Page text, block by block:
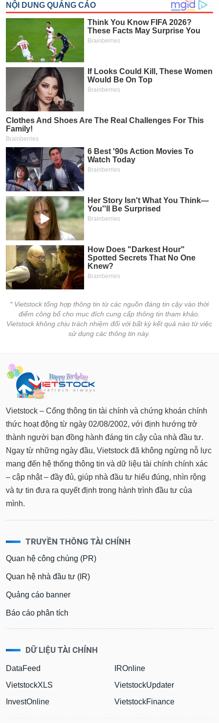
* Vietstock tổng hợp thông tin từ các nguồn đáng tin cậy vào thời
điểm công bố cho mục đích cung cấp thông tin tham khảo.
Vietstock không chịu trách nhiệm đối với bất kỳ kết quả nào từ việc
sử dụng các thông tin này.
Vietstock – Cổng thông tin tài chính và chứng khoán chính
thức hoạt động từ ngày 02/08/2002, với định hướng trở
thành người bạn đồng hành đáng tin cậy của nhà đầu tư.
Ngay từ những ngày đầu, Vietstock đã không ngừng nỗ lực
mang đến hệ thống thông tin và dữ liệu tài chính chính xác
– cập nhật – đầy đủ, giúp nhà đầu tư hiểu đúng, nhìn rộng
và tự tin đưa ra quyết định trong hành trình đầu tư của
mình.
TRUYỀN THÔNG TÀI CHÍNH
Quan hệ công chúng (PR)
Quan hệ nhà đầu tư (IR)
Quảng cáo banner
Báo cáo phân tích
DỮ LIỆU TÀI CHÍNH
DataFeed
VietstockXLS
InvestOnline
IROnline
VietstockUpdater
VietstockFinance